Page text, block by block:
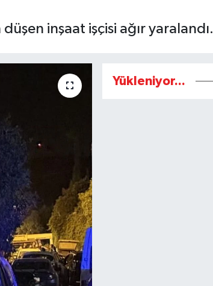
inşaat işçisi ağır yaralandı.
Yükleniyor...